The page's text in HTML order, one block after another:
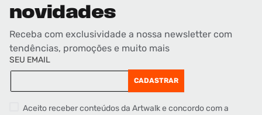
novidades
Receba com exclusividade a nossa newsletter com
tendências, promoções e muito mais
SEU EMAIL
CADASTRAR
Aceito receber conteúdos da Artwalk e concordo com a